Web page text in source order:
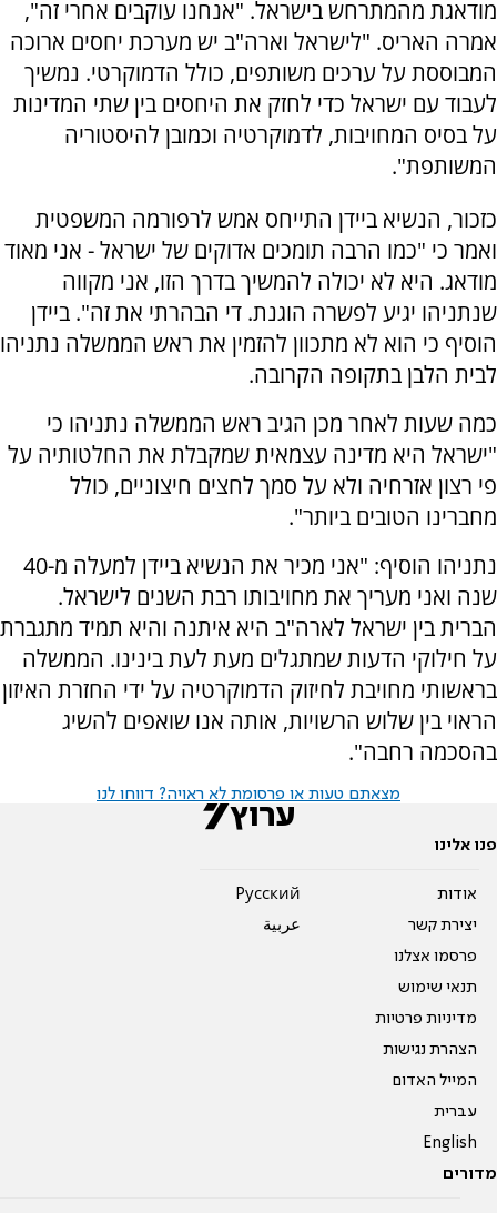
מודאגת מהמתרחש בישראל. "אנחנו עוקבים אחרי זה",
אמרה האריס. "לישראל וארה"ב יש מערכת יחסים ארוכה
המבוססת על ערכים משותפים, כולל הדמוקרטי. נמשיך
לעבוד עם ישראל כדי לחזק את היחסים בין שתי המדינות
על בסיס המחויבות, לדמוקרטיה וכמובן להיסטוריה
המשותפת".
כזכור, הנשיא ביידן התייחס אמש לרפורמה המשפטית
ואמר כי "כמו הרבה תומכים אדוקים של ישראל - אני מאוד
מודאג. היא לא יכולה להמשיך בדרך הזו, אני מקווה
שנתניהו יגיע לפשרה הוגנת. די הבהרתי את זה". ביידן
הוסיף כי הוא לא מתכוון להזמין את ראש הממשלה נתניהו
לבית הלבן בתקופה הקרובה.
כמה שעות לאחר מכן הגיב ראש הממשלה נתניהו כי
"ישראל היא מדינה עצמאית שמקבלת את החלטותיה על
פי רצון אזרחיה ולא על סמך לחצים חיצוניים, כולל
מחברינו הטובים ביותר".
נתניהו הוסיף: "אני מכיר את הנשיא ביידן למעלה מ-40
שנה ואני מעריך את מחויבותו רבת השנים לישראל.
הברית בין ישראל לארה"ב היא איתנה והיא תמיד מתגברת
על חילוקי הדעות שמתגלים מעת לעת בינינו. הממשלה
בראשותי מחויבת לחיזוק הדמוקרטיה על ידי החזרת האיזון
הראוי בין שלוש הרשויות, אותה אנו שואפים להשיג
בהסכמה רחבה".
מצאתם טעות או פרסומת לא ראויה? דווחו לנו
פנו אלינו
אודות
יצירת קשר
פרסמו אצלנו
תנאי שימוש
מדיניות פרטיות
הצהרת נגישות
המייל האדום
עברית
English
Pусский
عربية
מדורים